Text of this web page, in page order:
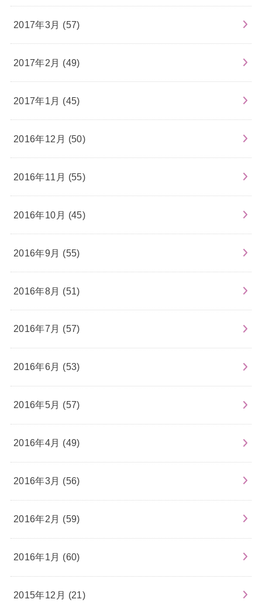
2017年3月 (57)
2017年2月 (49)
2017年1月 (45)
2016年12月 (50)
2016年11月 (55)
2016年10月 (45)
2016年9月 (55)
2016年8月 (51)
2016年7月 (57)
2016年6月 (53)
2016年5月 (57)
2016年4月 (49)
2016年3月 (56)
2016年2月 (59)
2016年1月 (60)
2015年12月 (21)